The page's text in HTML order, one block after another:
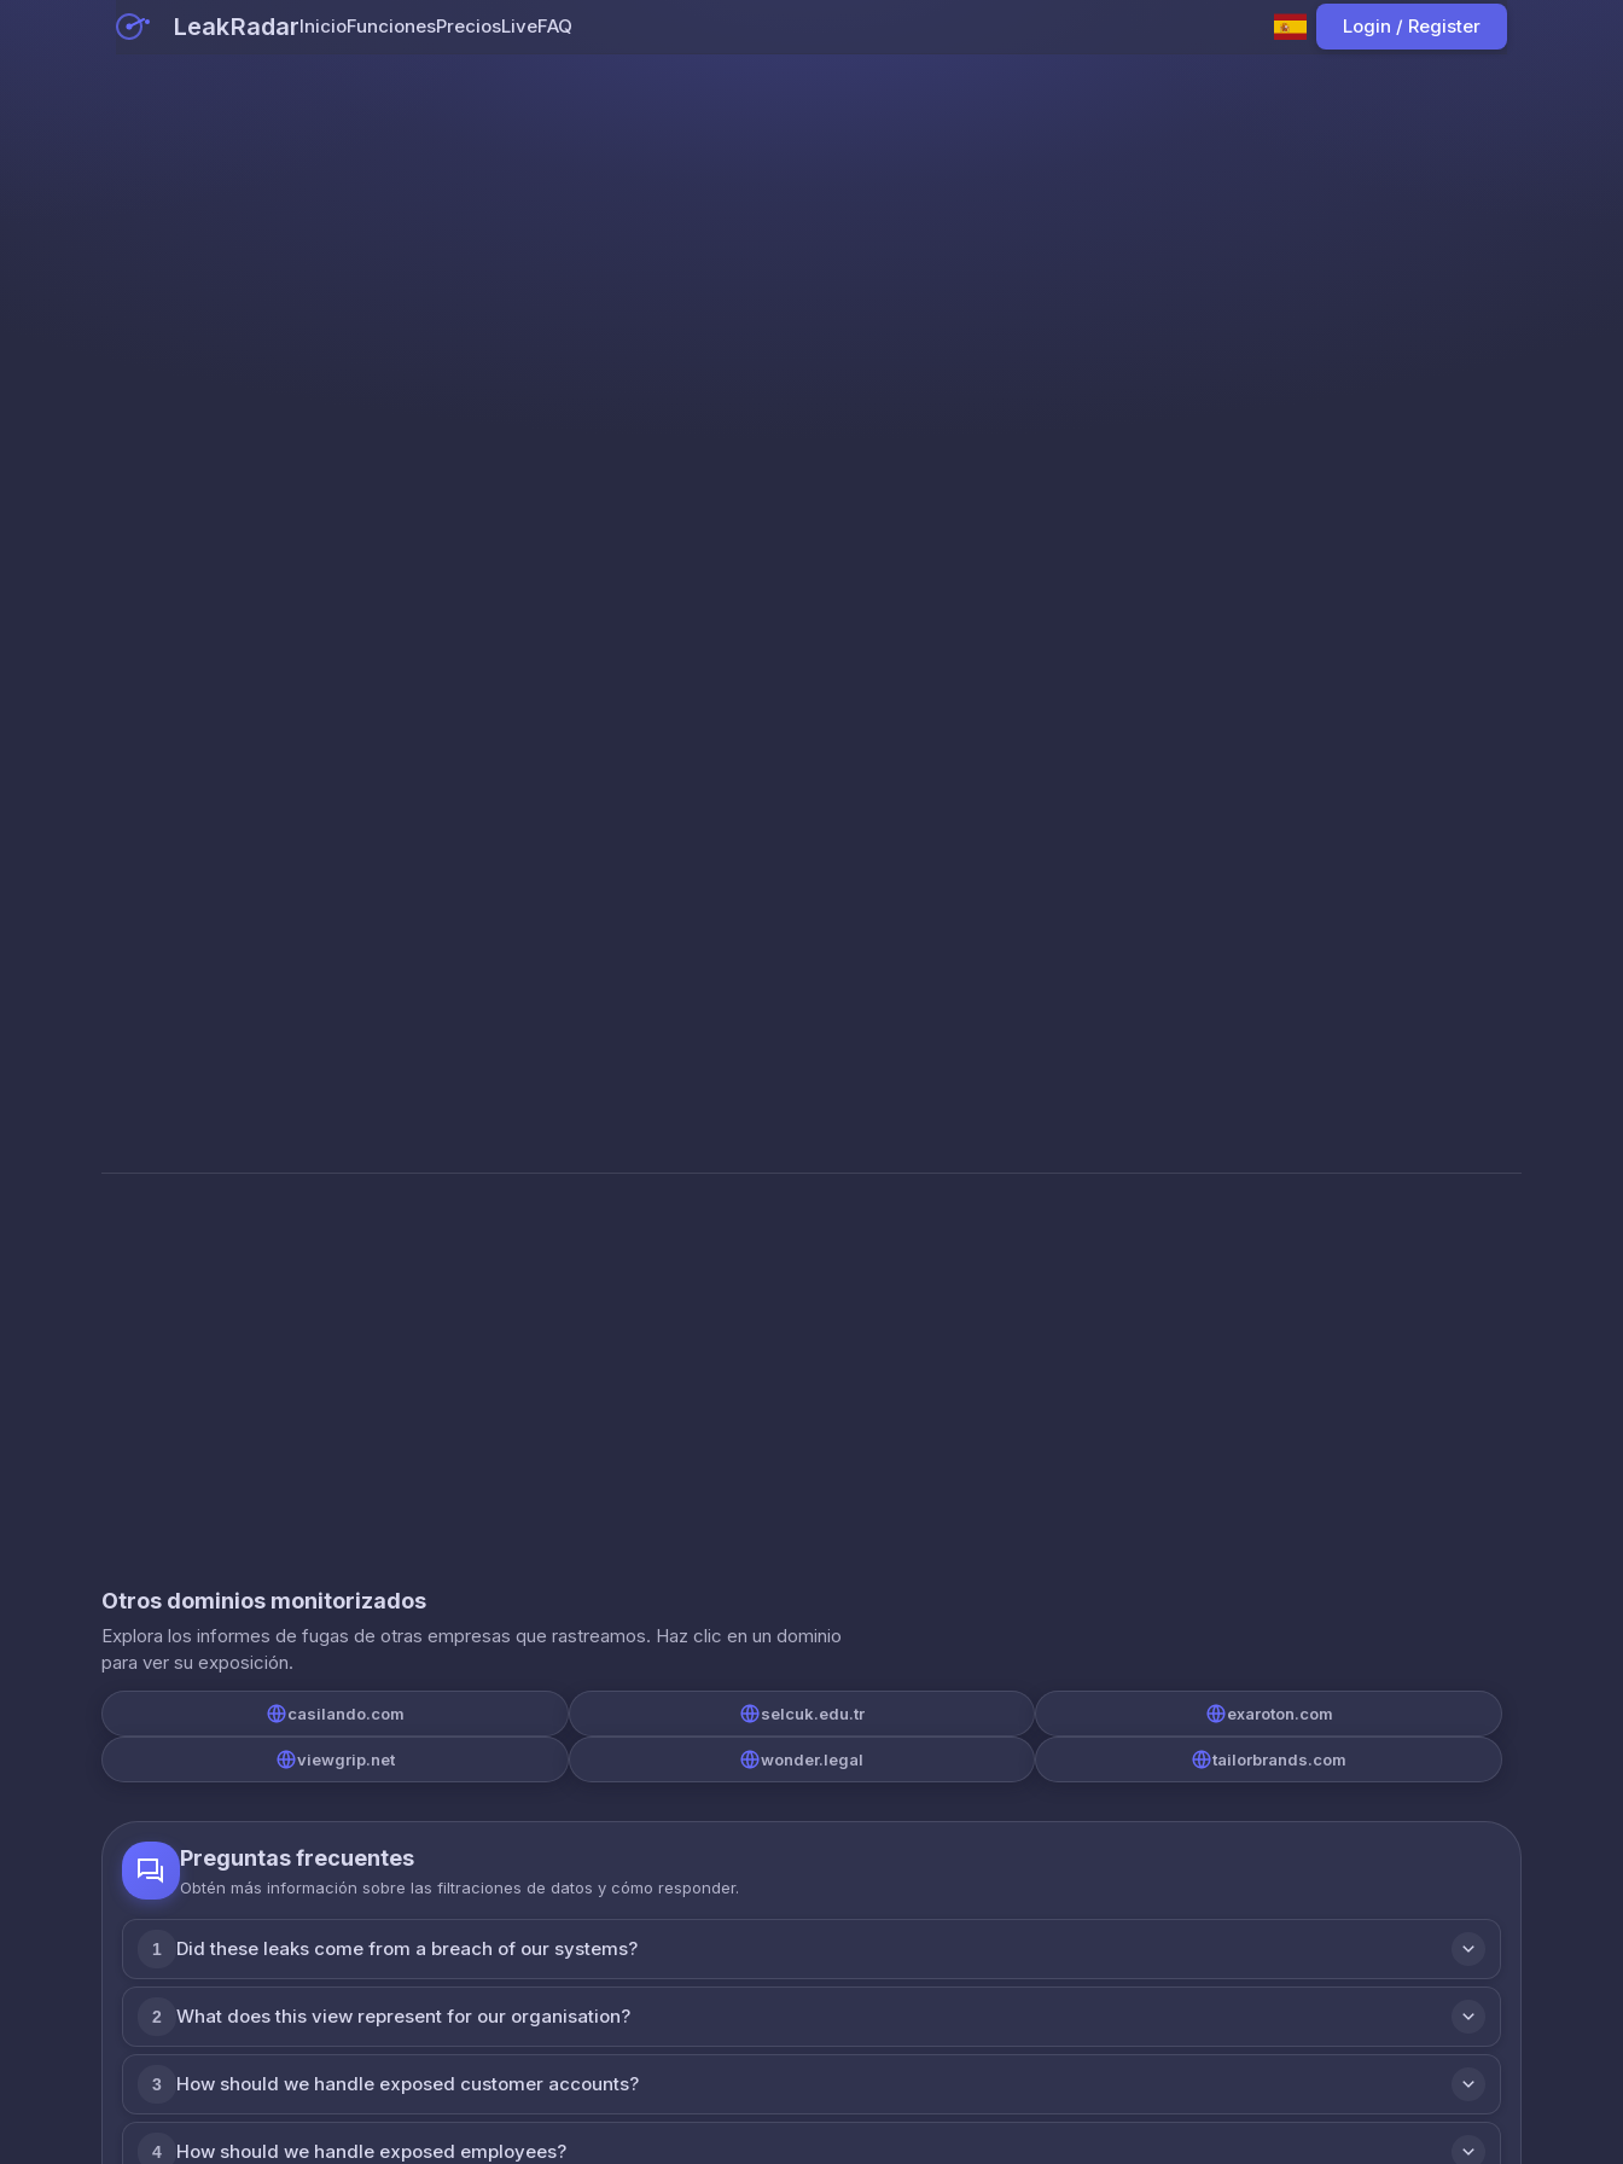
LeakRadarInicioFuncionesPreciosLiveFAQ Login / Register
Otros dominios monitorizados
Explora los informes de fugas de otras empresas que rastreamos. Haz clic en un dominio
para ver su exposición.
casilando.com selcuk.edu.tr exaroton.com
viewgrip.net wonder.legal tailorbrands.com
Preguntas frecuentes
Obtén más información sobre las filtraciones de datos y cómo responder.
1 Did these leaks come from a breach of our systems?
2 What does this view represent for our organisation?
3 How should we handle exposed customer accounts?
4 How should we handle exposed employees?